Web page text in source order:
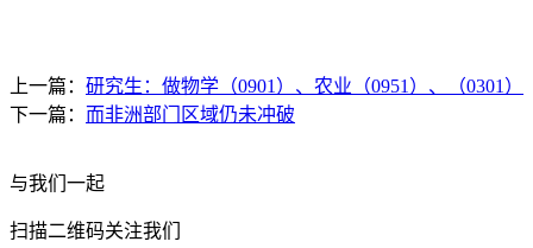
上一篇： 研究生：做物学（0901）、农业（0951）、（0301）
下一篇： 而非洲部门区域仍未冲破
与我们一起
扫描二维码关注我们